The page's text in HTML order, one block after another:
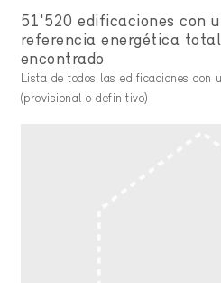
51'520 edificaciones con
referencia energética
encontrado
Lista de todos las edificaciones con
(provisional o definitivo)